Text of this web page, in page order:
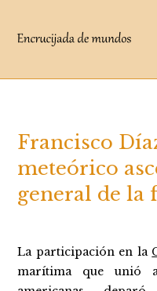
contenido
Francisco
meteórico
general de la
La participación en la
marítima que unió